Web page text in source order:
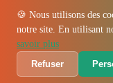
🍪 Nous utilisons des
notre site. En utilisant
savoir plus
Refuser
Nos actualités les
Régions - Départements
Espace presse
© 2026